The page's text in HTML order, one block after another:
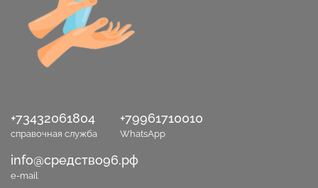
+73432061804
справочная служба
+79961710010
WhatsApp
info@средство96.рф
e-mail